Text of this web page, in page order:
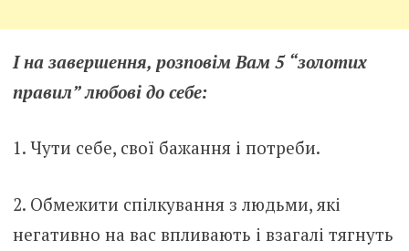
І на завершення, розповім Вам 5 “золотих
правил” любові до себе:
1. Чути себе, свої бажання і потреби.
2. Обмежити спілкування з людьми, які
негативно на вас впливають і взагалі тягнуть